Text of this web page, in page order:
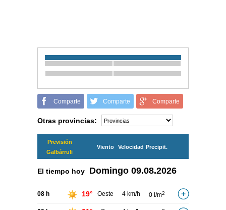
Comparte Comparte Comparte
Otras provincias:
Previsión
Galbárruli
Viento Velocidad Precipit.
El tiempo hoy Domingo 09.08.2026
08 h 19° Oeste 4 km/h 0 l/m2